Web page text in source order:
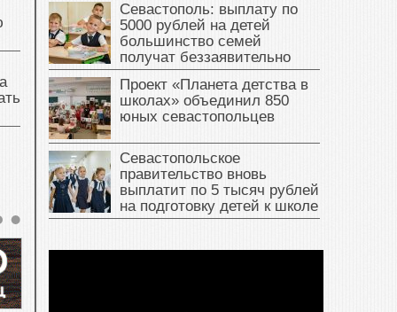
Севастополь: выплату по
5000 рублей на детей
большинство семей
получат беззаявительно
Проект «Планета детства в
школах» объединил 850
юных севастопольцев
Севастопольское
правительство вновь
выплатит по 5 тысяч рублей
на подготовку детей к школе